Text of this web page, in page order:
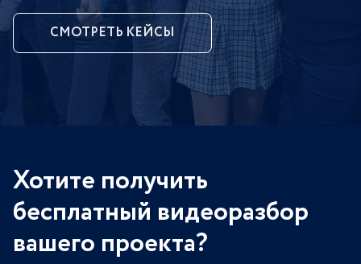
СМОТРЕТЬ КЕЙСЫ
Хотите получить
бесплатный видеоразбор
вашего проекта?